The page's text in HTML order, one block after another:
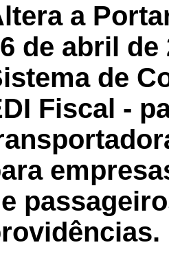
a
de abril
de
Fiscal -